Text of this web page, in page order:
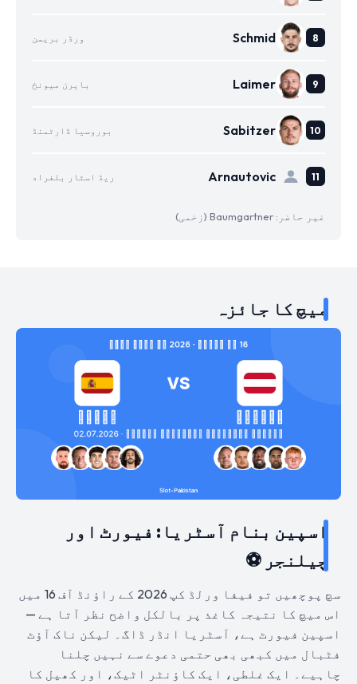
Schmid ورڈر بریمن
Laimer بایرن میونخ
Sabitzer بوروسیا ڈارٹمنڈ
Arnautovic ریڈ اسٹار بلغراد
غیر حاضر: Baumgartner (زخمی)
میچ کا جائزہ
اسپین بنام آسٹریا: فیورٹ اور
چیلنجر ⚽
سچ پوچھیں تو فیفا ورلڈ کپ 2026 کے راؤنڈ آف 16 میں
اس میچ کا نتیجہ کاغذ پر بالکل واضح نظر آتا ہے —
اسپین فیورٹ ہے، آسٹریا انڈر ڈاگ۔ لیکن ناک آؤٹ
فٹبال میں کبھی بھی حتمی دعوے سے نہیں چلنا
چاہیے۔ ایک غلطی، ایک کاؤنٹر اٹیک، اور کھیل کا